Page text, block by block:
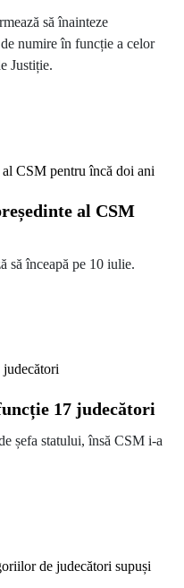
să înainteze
numire în funcție a celor
Justiție.
al CSM
să înceapă pe 10 iulie.
17 judecători
șefa statului, însă CSM i-a